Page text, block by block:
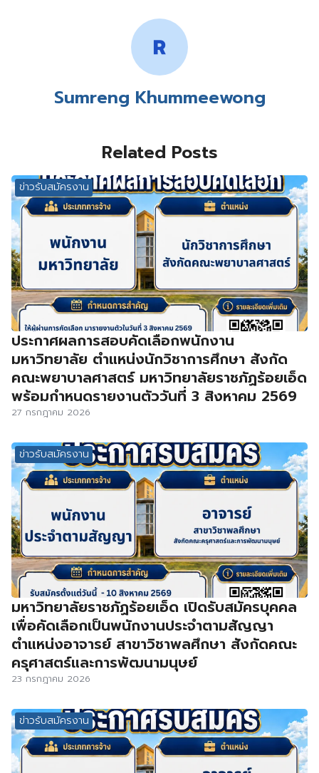
Sumreng Khummeewong
Related Posts
ข่าวรับสมัครงาน
ประกาศผลการสอบคัดเลือกพนักงาน
มหาวิทยาลัย ตำแหน่งนักวิชาการศึกษา สังกัด
คณะพยาบาลศาสตร์ มหาวิทยาลัยราชภัฏร้อยเอ็ด
พร้อมกำหนดรายงานตัววันที่ 3 สิงหาคม 2569
27 กรกฎาคม 2026
ข่าวรับสมัครงาน
มหาวิทยาลัยราชภัฏร้อยเอ็ด เปิดรับสมัครบุคคล
เพื่อคัดเลือกเป็นพนักงานประจำตามสัญญา
ตำแหน่งอาจารย์ สาขาวิชาพลศึกษา สังกัดคณะ
ครุศาสตร์และการพัฒนามนุษย์
23 กรกฎาคม 2026
ข่าวรับสมัครงาน